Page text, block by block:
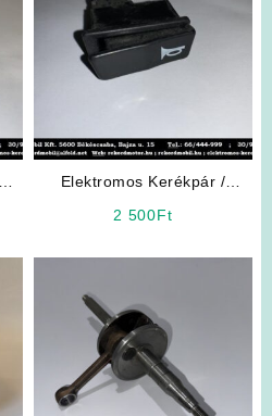
Elektromos Kerékpár /
2 500Ft